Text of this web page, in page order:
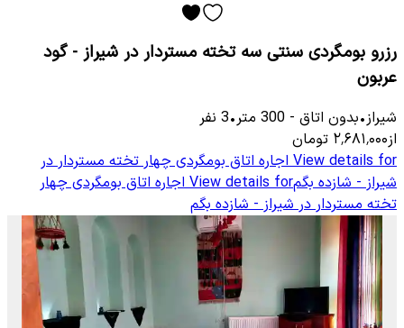
رزرو بومگردی سنتی سه تخته مستردار در شیراز - گود
عربون
شیراز•بدون اتاق -
300 متر•
3 نفر
از۲٬۶۸۱٬۰۰۰ تومان
View details for اجاره اتاق بومگردی چهار تخته مستردار در
شیراز - شازده بگمView details for اجاره اتاق بومگردی چهار
تخته مستردار در شیراز - شازده بگم